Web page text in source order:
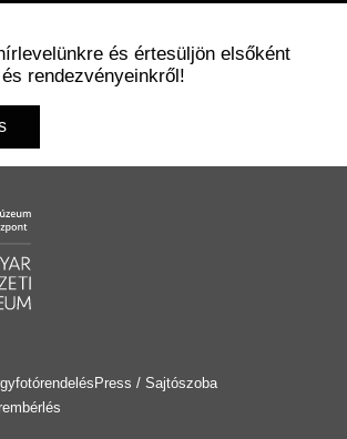
és értesüljön elsőként
rendezvényeinkről!
Press / Sajtószoba